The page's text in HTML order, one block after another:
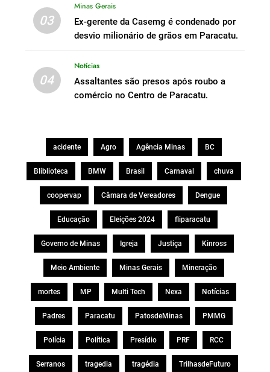
03
Minas Gerais
Ex-gerente da Casemg é condenado por
desvio milionário de grãos em Paracatu.
04
Notícias
Assaltantes são presos após roubo a
comércio no Centro de Paracatu.
acidente Agro Agência Minas BC
Bliblioteca BMW Brasil Carnaval chuva
coopervap Câmara de Vereadores Dengue
Educação Eleições 2024 fliparacatu
Governo de Minas Igreja Justiça Kinross
Meio Ambiente Minas Gerais Mineração
mortes MP Multi Tech Nexa Notícias
Padres Paracatu PatosdeMinas PMMG
Polícia Política Presídio PRF RCC
Serranos tragedia tragédia TrilhasdeFuturo